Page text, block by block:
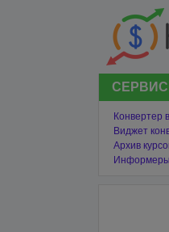
Конвертер
Виджет
Архив
Информеры